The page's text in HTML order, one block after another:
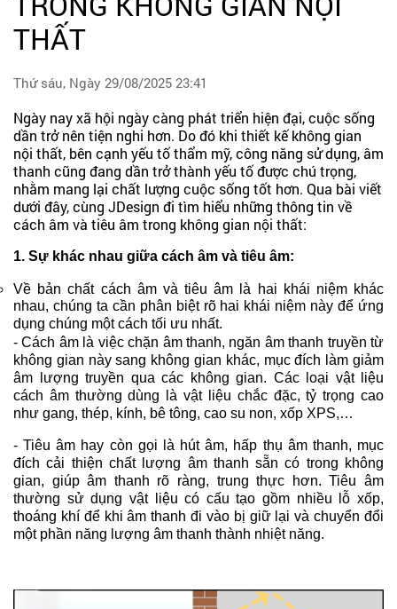
THẤT
Thứ sáu, Ngày 29/08/2025 23:41
Ngày nay xã hội ngày càng phát triển hiện đại, cuộc sống
dần trở nên tiện nghi hơn. Do đó khi thiết kế không gian
nội thất, bên cạnh yếu tố thẩm mỹ, công năng sử dụng, âm
thanh cũng đang dần trở thành yếu tố được chú trọng,
nhằm mang lại chất lượng cuộc sống tốt hơn. Qua bài viết
dưới đây, cùng JDesign đi tìm hiểu những thông tin về
cách âm và tiêu âm trong không gian nội thất:
1. Sự khác nhau giữa cách âm và tiêu âm:
Về bản chất cách âm và tiêu âm là hai khái niệm khác
nhau, chúng ta cần phân biệt rõ hai khái niệm này để ứng
dụng chúng một cách tối ưu nhất.
- Cách âm là việc chặn âm thanh, ngăn âm thanh truyền từ
không gian này sang không gian khác, mục đích làm giảm
âm lượng truyền qua các không gian. Các loại vật liệu
cách âm thường dùng là vật liệu chắc đặc, tỷ trọng cao
như gang, thép, kính, bê tông, cao su non, xốp XPS,…
- Tiêu âm hay còn gọi là hút âm, hấp thụ âm thanh, mục
đích cải thiện chất lượng âm thanh sẵn có trong không
gian, giúp âm thanh rõ ràng, trung thực hơn. Tiêu âm
thường sử dụng vật liệu có cấu tạo gồm nhiều lỗ xốp,
thoáng khí để khi âm thanh đi vào bị giữ lại và chuyển đổi
một phần năng lượng âm thanh thành nhiệt năng.